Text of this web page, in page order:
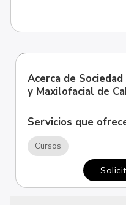
Acerca de
y Maxilofacial de
Servicios que
Cursos